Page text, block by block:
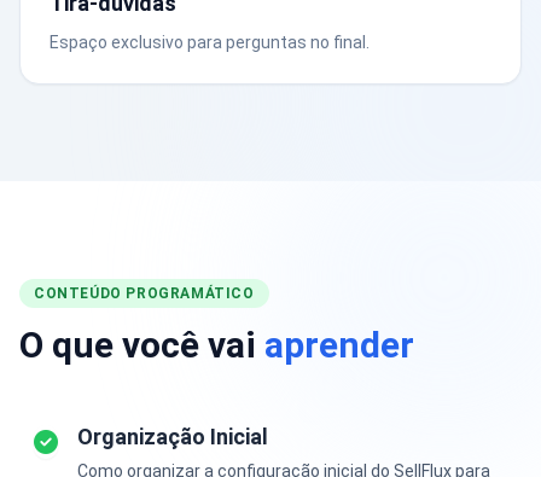
Espaço exclusivo para perguntas no final.
CONTEÚDO PROGRAMÁTICO
O que você vai aprender
Organização Inicial
Como organizar a configuração inicial do SellFlux para